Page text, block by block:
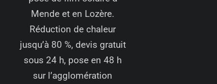
Mende et en Lozère.
Réduction de chaleur
jusqu’à 80 %, devis gratuit
sous 24 h, pose en 48 h
sur l’agglomération